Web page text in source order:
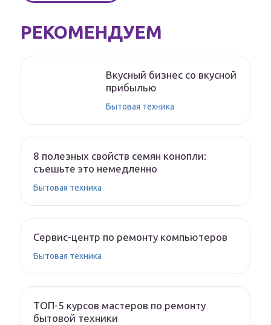
РЕКОМЕНДУЕМ
Вкусный бизнес со вкусной
прибылью
Бытовая техника
8 полезных свойств семян конопли:
съешьте это немедленно
Бытовая техника
Сервис-центр по ремонту компьютеров
Бытовая техника
ТОП-5 курсов мастеров по ремонту
бытовой техники